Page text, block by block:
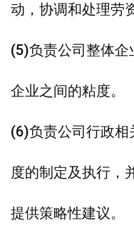
动，协调和处理劳
(5)负责公司整体
企业之间的粘度。
(6)负责公司行政相
度的制定及执行，
提供策略性建议。